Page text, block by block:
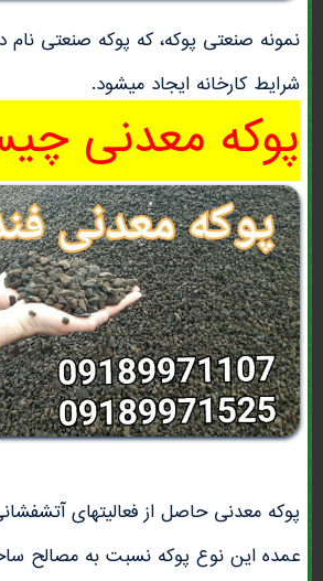
نمونه صنعتی پوکه، که پوکه صنعتی نام
شرایط کارخانه ایجاد میشود.
پوکه معدنی
پوکه معدنی حاصل از فعالیتهای
عمده این نوع پوکه نسبت به مصالح